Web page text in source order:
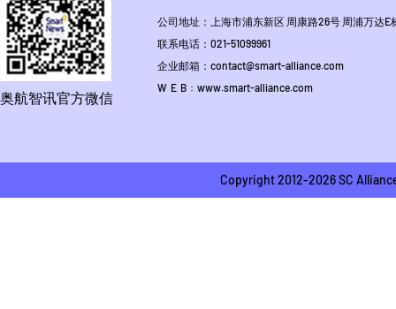
奥航智讯官方微信
公司地址：上海市浦东新区 周康路26号 周浦万达E
联系电话：021-51099961
企业邮箱：contact@smart-alliance.com
W E B : www.smart-alliance.com
Copyright 2012-2026 SC